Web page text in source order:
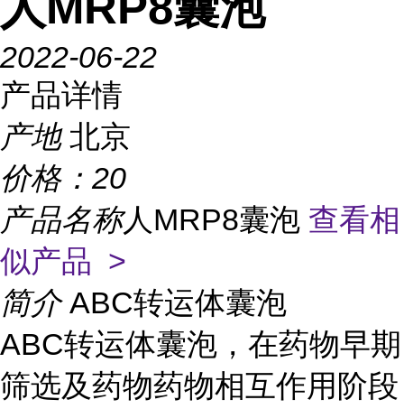
2022-06-22
产品详情
产地 北京
价格： 20
产品名称人MRP8囊泡 查看相
似产品 >
简介 ABC转运体囊泡
ABC转运体囊泡，在药物早期
筛选及药物药物相互作用阶段